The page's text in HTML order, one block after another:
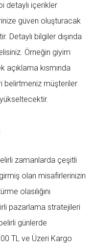
detaylı içerikler
güven oluşturacak
Detaylı bilgiler dışında
Örneğin giyim
açıklama kısmında
belirtmeniz müşteriler
yükseltecektir.
zamanlarda çeşitli
olan misafirlerinizin
olasılığını
pazarlama stratejileri
günlerde
TL ve Üzeri Kargo